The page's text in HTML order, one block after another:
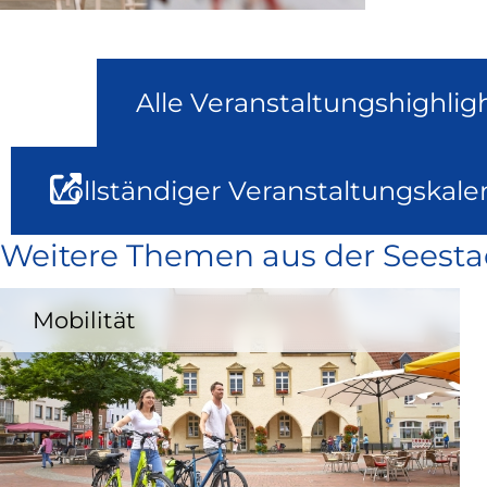
Alle
Vollständiger
Weitere Themen aus der
Mobilität